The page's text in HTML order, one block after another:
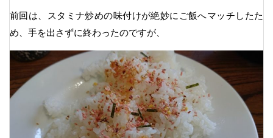
前回は、スタミナ炒めの味付けが絶妙にご飯へマッチしたた
め、手を出さずに終わったのですが、